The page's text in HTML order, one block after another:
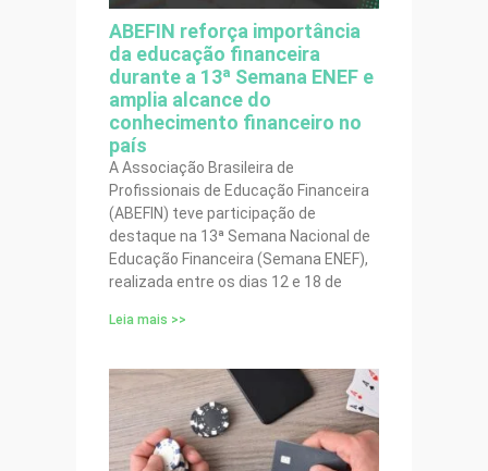
ABEFIN reforça importância
da educação financeira
durante a 13ª Semana ENEF e
amplia alcance do
conhecimento financeiro no
país
A Associação Brasileira de
Profissionais de Educação Financeira
(ABEFIN) teve participação de
destaque na 13ª Semana Nacional de
Educação Financeira (Semana ENEF),
realizada entre os dias 12 e 18 de
Leia mais >>